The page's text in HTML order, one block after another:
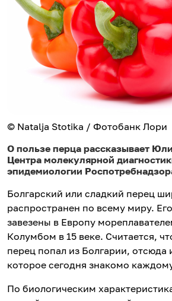
© Natalja Stotika / Фотобанк Лори
О пользе перца рассказывает
Центра молекулярной
эпидемиологии
Болгарский или сладкий перец
распространен по всему миру.
завезены в Европу
Колумбом в 15 веке. Считается,
перец попал из Болгарии, отсюда
которое сегодня знакомо
По биологическим